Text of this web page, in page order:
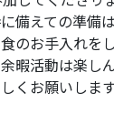
備えての準備
のお手入れを
暇活動は楽し
くお願いしま